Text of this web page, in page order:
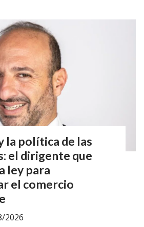
la política de las
el dirigente que
ley para
el comercio
2026